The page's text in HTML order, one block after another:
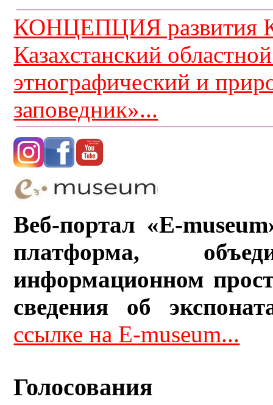
КОНЦЕПЦИЯ развития
Казахстанский
этнографический и
заповедник»...
Веб-портал «E-
платформа,
информационном
сведения об
ссылке на E-museum...
Голосования